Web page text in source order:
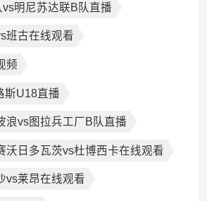
明尼苏达联B队直播
班古在线观看
频
斯U18直播
浪vs图拉兵工厂B队直播
沃日多瓦茨vs杜博西卡在线观看
vs莱昂在线观看